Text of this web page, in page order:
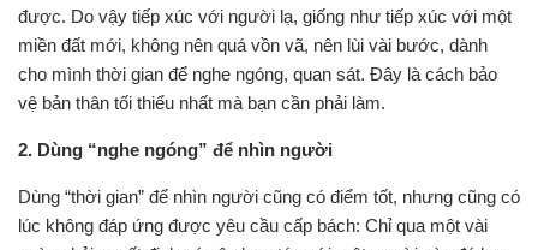
được. Do vậy tiếp xúc với người lạ, giống như tiếp xúc với một
miền đất mới, không nên quá vồn vã, nên lùi vài bước, dành
cho mình thời gian để nghe ngóng, quan sát. Đây là cách bảo
vệ bản thân tối thiểu nhất mà bạn cần phải làm.
2. Dùng “nghe ngóng” để nhìn người
Dùng “thời gian” để nhìn người cũng có điểm tốt, nhưng cũng có
lúc không đáp ứng được yêu cầu cấp bách: Chỉ qua một vài